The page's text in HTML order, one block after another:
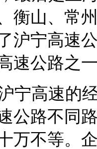
衡山、常
沪宁高速
速公路之
宁高速的
公路不同
万不等。